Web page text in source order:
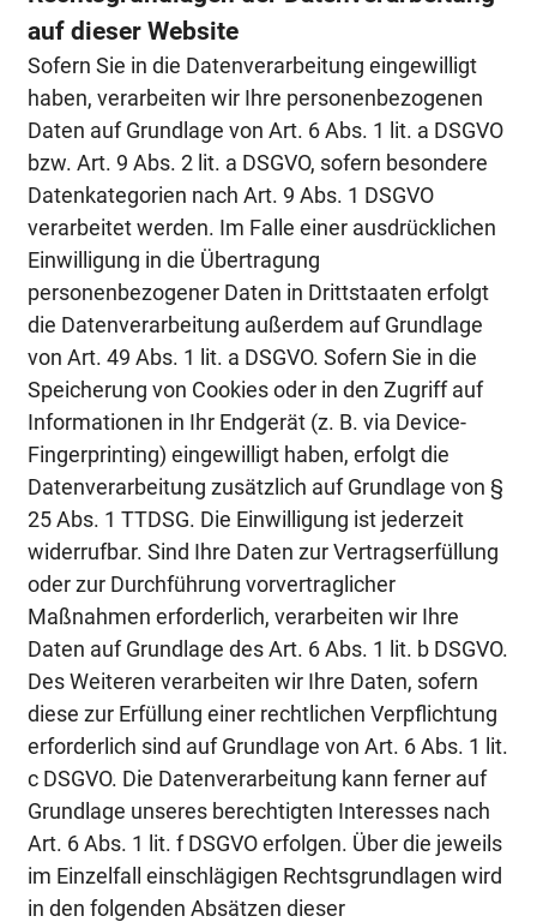
auf dieser Website
Sofern Sie in die Datenverarbeitung eingewilligt
haben, verarbeiten wir Ihre personenbezogenen
Daten auf Grundlage von Art. 6 Abs. 1 lit. a DSGVO
bzw. Art. 9 Abs. 2 lit. a DSGVO, sofern besondere
Datenkategorien nach Art. 9 Abs. 1 DSGVO
verarbeitet werden. Im Falle einer ausdrücklichen
Einwilligung in die Übertragung
personenbezogener Daten in Drittstaaten erfolgt
die Datenverarbeitung außerdem auf Grundlage
von Art. 49 Abs. 1 lit. a DSGVO. Sofern Sie in die
Speicherung von Cookies oder in den Zugriff auf
Informationen in Ihr Endgerät (z. B. via Device-
Fingerprinting) eingewilligt haben, erfolgt die
Datenverarbeitung zusätzlich auf Grundlage von §
25 Abs. 1 TTDSG. Die Einwilligung ist jederzeit
widerrufbar. Sind Ihre Daten zur Vertragserfüllung
oder zur Durchführung vorvertraglicher
Maßnahmen erforderlich, verarbeiten wir Ihre
Daten auf Grundlage des Art. 6 Abs. 1 lit. b DSGVO.
Des Weiteren verarbeiten wir Ihre Daten, sofern
diese zur Erfüllung einer rechtlichen Verpflichtung
erforderlich sind auf Grundlage von Art. 6 Abs. 1 lit.
c DSGVO. Die Datenverarbeitung kann ferner auf
Grundlage unseres berechtigten Interesses nach
Art. 6 Abs. 1 lit. f DSGVO erfolgen. Über die jeweils
im Einzelfall einschlägigen Rechtsgrundlagen wird
in den folgenden Absätzen dieser